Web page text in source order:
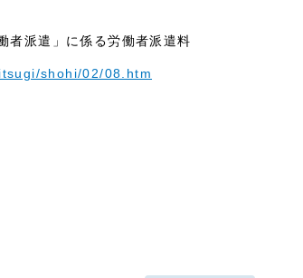
派遣」に係る労働者派遣料
shohi/02/08.htm